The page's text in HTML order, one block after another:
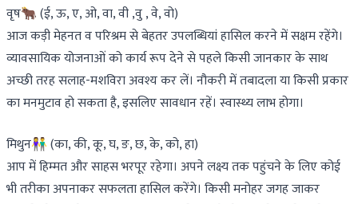
वृष🐂 (ई, ऊ, ए, ओ, वा, वी ,वु , वे, वो)
आज कड़ी मेहनत व परिश्रम से बेहतर उपलब्धियां हासिल करने में सक्षम रहेंगे।
व्यावसायिक योजनाओं को कार्य रूप देने से पहले किसी जानकार के साथ
अच्छी तरह सलाह-मशविरा अवश्य कर लें। नौकरी में तबादला या किसी प्रकार
का मनमुटाव हो सकता है, इसलिए सावधान रहें। स्वास्थ्य लाभ होगा।
मिथुन👫 (का, की, कू, घ, ङ, छ, के, को, हा)
आप में हिम्मत और साहस भरपूर रहेगा। अपने लक्ष्य तक पहुंचने के लिए कोई
भी तरीका अपनाकर सफलता हासिल करेंगे। किसी मनोहर जगह जाकर